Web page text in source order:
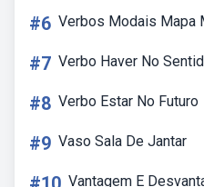
#6 Verbos Modais Mapa
#7 Verbo Haver No
#8 Verbo Estar No Futuro
#9 Vaso Sala De Jantar
Vantagem E